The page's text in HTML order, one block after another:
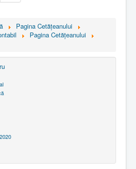
Pagina Cetăţeanului
Pagina Cetăţeanului